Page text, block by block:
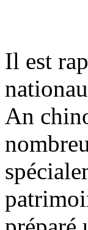
Il est
An